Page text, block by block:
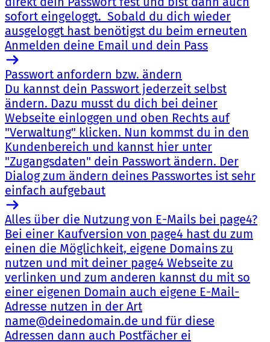
sofort eingeloggt. Sobald du dich wieder
ausgeloggt hast benötigst du beim erneuten
Anmelden deine Email und dein Pass
Passwort anfordern bzw. ändern
Du kannst dein Passwort jederzeit selbst
ändern. Dazu musst du dich bei deiner
Webseite einloggen und oben Rechts auf
"Verwaltung" klicken. Nun kommst du in den
Kundenbereich und kannst hier unter
"Zugangsdaten" dein Passwort ändern. Der
Dialog zum ändern deines Passwortes ist sehr
einfach aufgebaut
Alles über die Nutzung von E-Mails bei page4?
Bei einer Kaufversion von page4 hast du zum
einen die Möglichkeit, eigene Domains zu
nutzen und mit deiner page4 Webseite zu
verlinken und zum anderen kannst du mit so
einer eigenen Domain auch eigene E-Mail-
Adresse nutzen in der Art
name@deinedomain.de und für diese
Adressen dann auch Postfächer ei